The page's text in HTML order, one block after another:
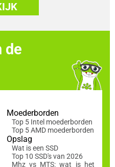
de
Moederborden
Top 5 Intel moederborden
Top 5 AMD moederborden
Opslag
Wat is een SSD
Top 10 SSD's van 2026
Mhz vs MTS: wat is het